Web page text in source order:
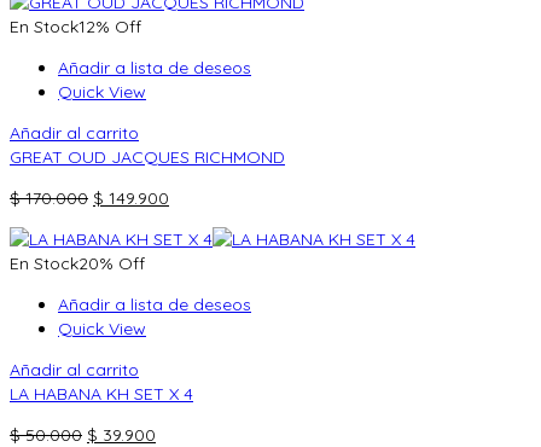
En Stock12% Off
Añadir a lista de deseos
Quick View
Añadir al carrito
GREAT OUD JACQUES RICHMOND
$170.000 El
original
era:
$ 170.000.
$ 149.900
actual
$ 149.900.
En Stock20% Off
Añadir a lista de deseos
Quick View
Añadir al carrito
LA HABANA KH SET X 4
$50.000 El
$ 39.900